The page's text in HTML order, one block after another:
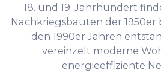
18. und 19. Jahrhundert
Nachkriegsbauten der 1950er
den 1990er Jahren
vereinzelt moderne
energieeffiziente